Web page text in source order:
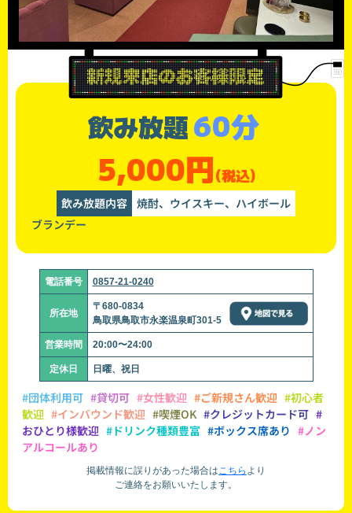
飲み放題60分
5,000円(税込)
飲み放題内容 焼酎、ウイスキー、ハイボール
ブランデー
電話番号 0857-21-0240
所在地
〒680-0834
鳥取県鳥取市永楽温泉町301-5
営業時間 20:00〜24:00
定休日 日曜、祝日
#団体利用可 #貸切可 #女性歓迎 #ご新規さん歓迎 #初心者
歓迎 #インバウンド歓迎 #喫煙OK #クレジットカード可 #
おひとり様歓迎 #ドリンク種類豊富 #ボックス席あり #ノン
アルコールあり
掲載情報に誤りがあった場合はこちら より
ご連絡をお願いいたします。